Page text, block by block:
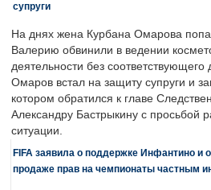
супруги
На днях жена Курбана Омарова
Валерию обвинили в ведении
деятельности без
Омаров встал на защиту супруги и
котором обратился к главе
Александру Бастрыкину с просьбой
ситуации.
FIFA заявила о поддержке Инфантино и
продаже прав на чемпионаты частным